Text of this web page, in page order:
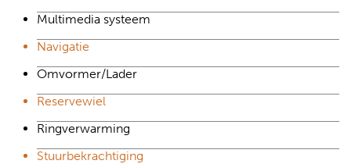
Multimedia systeem
Navigatie
Omvormer/Lader
Reservewiel
Ringverwarming
Stuurbekrachtiging